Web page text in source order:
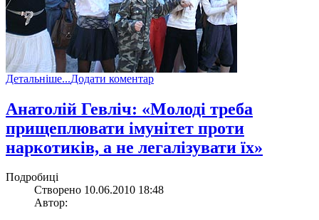
Детальніше...Додати коментар
Анатолій Гевліч: «Молоді треба
прищеплювати імунітет проти
наркотиків, а не легалізувати їх»
Подробиці
Створено 10.06.2010 18:48
Автор: